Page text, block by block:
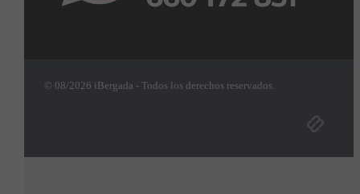
© 08/2026 iBergada - Todos los derechos reservados.